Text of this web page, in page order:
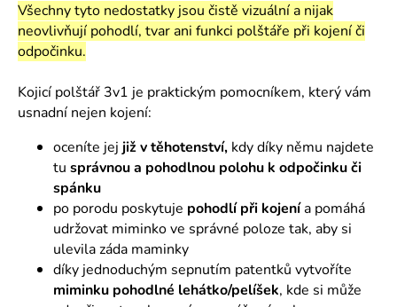
Všechny tyto nedostatky jsou čistě vizuální a nijak
neovlivňují pohodlí, tvar ani funkci polštáře při kojení či
odpočinku.
Kojicí polštář 3v1 je praktickým pomocníkem, který vám
usnadní nejen kojení:
oceníte jej již v těhotenství, kdy díky němu najdete
tu správnou a pohodlnou polohu k odpočinku či
spánku
po porodu poskytuje pohodlí při kojenía pomáhá
udržovat miminko ve správné poloze tak, aby si
ulevila záda maminky
díky jednoduchým sepnutím patentků vytvoříte
miminku pohodlné lehátko/pelíšek, kde si může
u
j
e
m
e